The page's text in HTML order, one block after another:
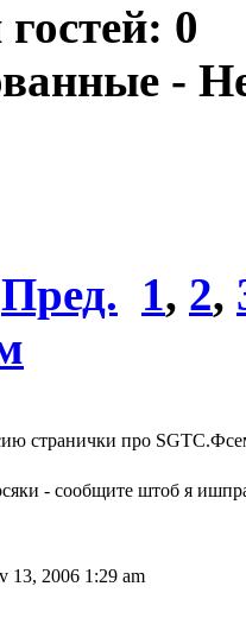
0
-
Пред. 1, 2,
странички про
- сообщите штоб я
13, 2006 1:29 am